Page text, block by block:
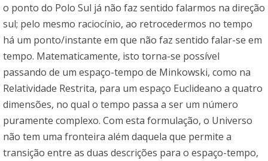
o ponto do Polo Sul já não faz sentido falarmos na direção
sul; pelo mesmo raciocínio, ao retrocedermos no tempo
há um ponto/instante em que não faz sentido falar-se em
tempo. Matematicamente, isto torna-se possível
passando de um espaço-tempo de Minkowski, como na
Relatividade Restrita, para um espaço Euclideano a quatro
dimensões, no qual o tempo passa a ser um número
puramente complexo. Com esta formulação, o Universo
não tem uma fronteira além daquela que permite a
transição entre as duas descrições para o espaço-tempo,